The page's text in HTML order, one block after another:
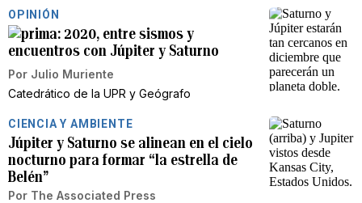
OPINIÓN
2020, entre sismos y
encuentros con Júpiter y Saturno
Por Julio Muriente
Catedrático de la UPR y Geógrafo
CIENCIA Y AMBIENTE
Júpiter y Saturno se alinean en el cielo
nocturno para formar “la estrella de
Belén”
Por The Associated Press